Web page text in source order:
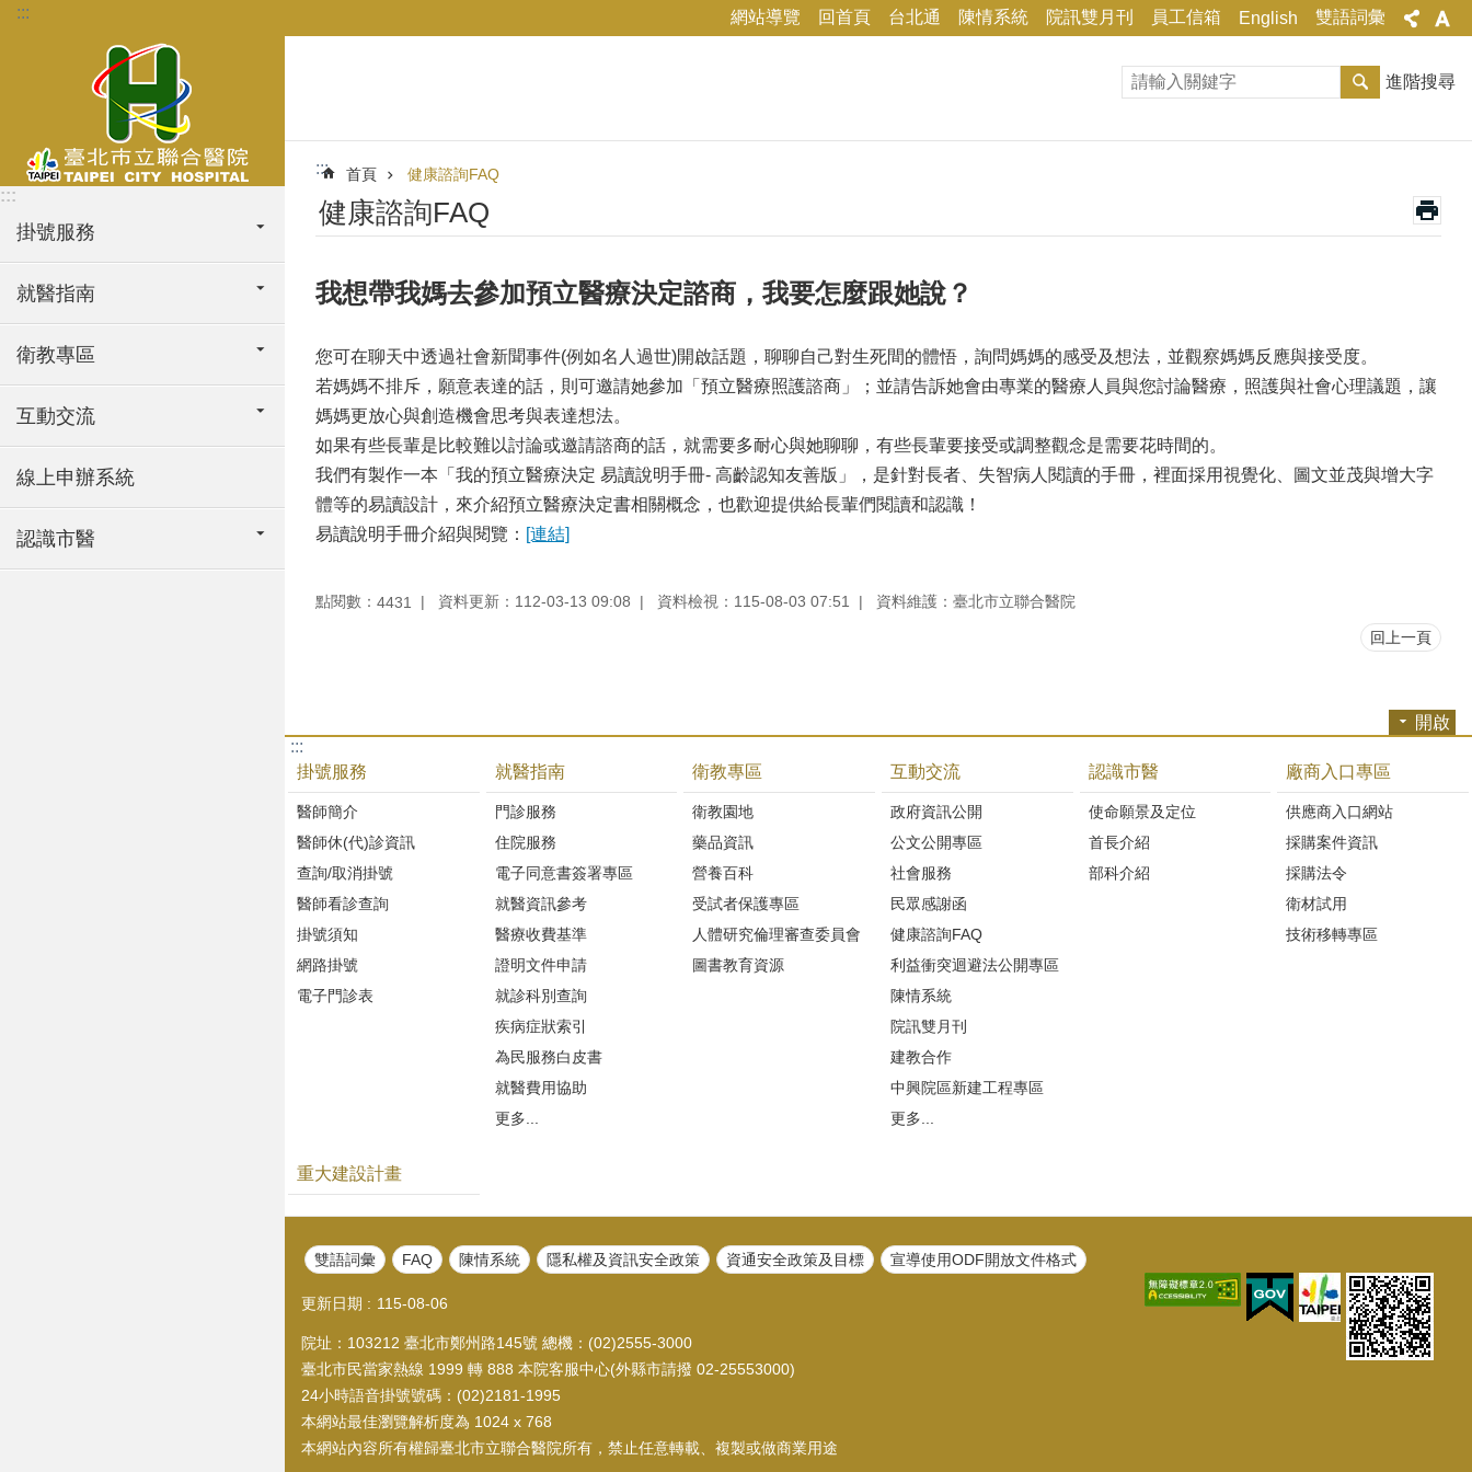
跳到主要內容區塊
::: 網站導覽 回首頁 台北通 陳情系統 院訊雙月刊 員工信箱 English 雙語詞彙
:::
掛號服務
就醫指南
衛教專區
互動交流
線上申辦系統
認識市醫
進階搜尋
::: 首頁 健康諮詢FAQ
健康諮詢FAQ
我想帶我媽去參加預立醫療決定諮商，我要怎麼跟她說？
您可在聊天中透過社會新聞事件(例如名人過世)開啟話題，聊聊自己對生死間的體悟，詢問媽媽的感受及想法，並觀察媽媽反應與接受度。
若媽媽不排斥，願意表達的話，則可邀請她參加「預立醫療照護諮商」；並請告訴她會由專業的醫療人員與您討論醫療，照護與社會心理議題，讓
媽媽更放心與創造機會思考與表達想法。
如果有些長輩是比較難以討論或邀請諮商的話，就需要多耐心與她聊聊，有些長輩要接受或調整觀念是需要花時間的。
我們有製作一本「我的預立醫療決定 易讀說明手冊- 高齡認知友善版」，是針對長者、失智病人閱讀的手冊，裡面採用視覺化、圖文並茂與增大字
體等的易讀設計，來介紹預立醫療決定書相關概念，也歡迎提供給長輩們閱讀和認識！
易讀說明手冊介紹與閱覽： [連結]
點閱數： 4431 資料更新：112-03-13 09:08 資料檢視：115-08-03 07:51 資料維護：臺北市立聯合醫院
回上一頁
開啟
:::
掛號服務
醫師簡介
醫師休(代)診資訊
查詢/取消掛號
醫師看診查詢
掛號須知
網路掛號
電子門診表
就醫指南
門診服務
住院服務
電子同意書簽署專區
就醫資訊參考
醫療收費基準
證明文件申請
就診科別查詢
疾病症狀索引
為民服務白皮書
就醫費用協助
更多...
衛教專區
衛教園地
藥品資訊
營養百科
受試者保護專區
人體研究倫理審查委員會
圖書教育資源
互動交流
政府資訊公開
公文公開專區
社會服務
民眾感謝函
健康諮詢FAQ
利益衝突迴避法公開專區
陳情系統
院訊雙月刊
建教合作
中興院區新建工程專區
更多...
認識市醫
使命願景及定位
首長介紹
部科介紹
廠商入口專區
供應商入口網站
採購案件資訊
採購法令
衛材試用
技術移轉專區
重大建設計畫
雙語詞彙 FAQ 陳情系統 隱私權及資訊安全政策 資通安全政策及目標 宣導使用ODF開放文件格式
更新日期 115-08-06
院址：103212 臺北市鄭州路145號 總機：(02)2555-3000
臺北市民當家熱線 1999 轉 888 本院客服中心(外縣市請撥 02-25553000)
24小時語音掛號號碼：(02)2181-1995
本網站最佳瀏覽解析度為 1024 x 768
本網站內容所有權歸臺北市立聯合醫院所有，禁止任意轉載、複製或做商業用途